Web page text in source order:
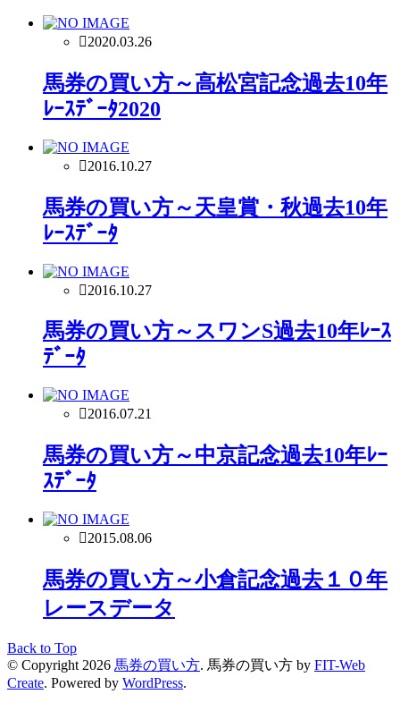
2020.03.26
馬券の買い方～高松宮記念過去10年
ﾚｰｽﾃﾞｰﾀ2020
2016.10.27
馬券の買い方～天皇賞・秋過去10年
ﾚｰｽﾃﾞｰﾀ
2016.10.27
馬券の買い方～スワンS過去10年ﾚｰｽ
ﾃﾞｰﾀ
2016.07.21
馬券の買い方～中京記念過去10年ﾚｰ
ｽﾃﾞｰﾀ
2015.08.06
馬券の買い方～小倉記念過去１０年
レースデータ
Back to Top
© Copyright 2026 馬券の買い方. 馬券の買い方 by FIT-Web
Create. Powered by WordPress.